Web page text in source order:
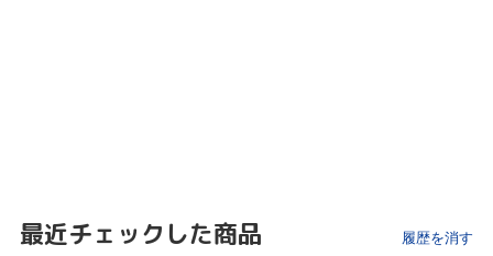
最近チェックした商品 履歴を消す